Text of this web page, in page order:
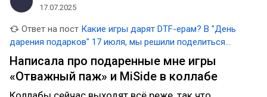
17.07.2025
Ответ на пост Какие игры дарят DTF-ерам? В "День
дарения подарков" 17 июля, мы решили поделиться
обзорами игр, полученных в подарок 🎁 Маленькие
рассказы от простых юзеров сайта. А что хочешь в
подарок ты?
Написала про подаренные мне игры
«Отважный паж» и MiSide в коллабе